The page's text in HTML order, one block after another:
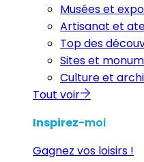
Musées et
Artisanat et
Top des
Sites et
Culture et
Tout voir
Inspirez-moi
Gagnez vos loisirs !